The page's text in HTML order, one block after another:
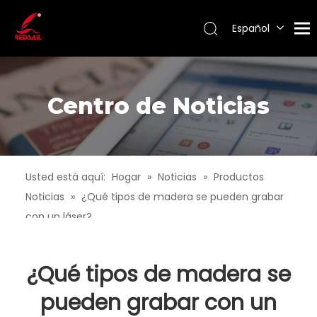
Español
Pусский
Français
English
Centro de Noticias
Usted está aquí: Hogar » Noticias » Productos
Noticias » ¿Qué tipos de madera se pueden grabar
con un láser?
¿Qué tipos de madera se
pueden grabar con un